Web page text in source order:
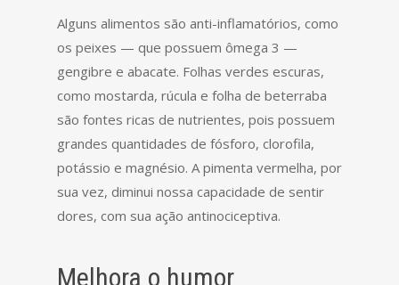
Alguns alimentos são anti-inflamatórios, como
os peixes — que possuem ômega 3 —
gengibre e abacate. Folhas verdes escuras,
como mostarda, rúcula e folha de beterraba
são fontes ricas de nutrientes, pois possuem
grandes quantidades de fósforo, clorofila,
potássio e magnésio. A pimenta vermelha, por
sua vez, diminui nossa capacidade de sentir
dores, com sua ação antinociceptiva.
Melhora o humor